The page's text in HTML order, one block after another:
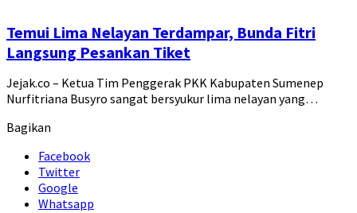
Temui Lima Nelayan Terdampar, Bunda Fitri
Langsung Pesankan Tiket
Jejak.co – Ketua Tim Penggerak PKK Kabupaten Sumenep
Nurfitriana Busyro sangat bersyukur lima nelayan yang…
Bagikan
Facebook
Twitter
Google
Whatsapp